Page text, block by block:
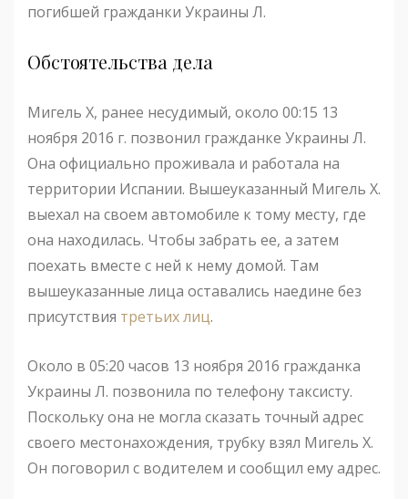
погибшей гражданки Украины Л.
Обстоятельства дела
Мигель Х, ранее несудимый, около 00:15 13
ноября 2016 г. позвонил гражданке Украины Л.
Она официально проживала и работала на
территории Испании. Вышеуказанный Мигель Х.
выехал на своем автомобиле к тому месту, где
она находилась. Чтобы забрать ее, а затем
поехать вместе с ней к нему домой. Там
вышеуказанные лица оставались наедине без
присутствия третьих лиц.
Около в 05:20 часов 13 ноября 2016 гражданка
Украины Л. позвонила по телефону таксисту.
Поскольку она не могла сказать точный адрес
своего местонахождения, трубку взял Мигель Х.
Он поговорил с водителем и сообщил ему адрес.